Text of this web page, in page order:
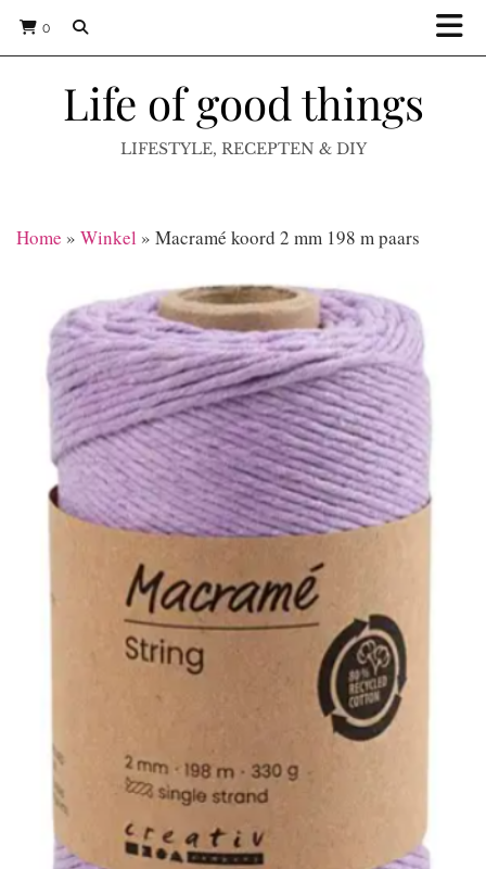
0
Life of good things
LIFESTYLE, RECEPTEN & DIY
Home » Winkel » Macramé koord 2 mm 198 m paars